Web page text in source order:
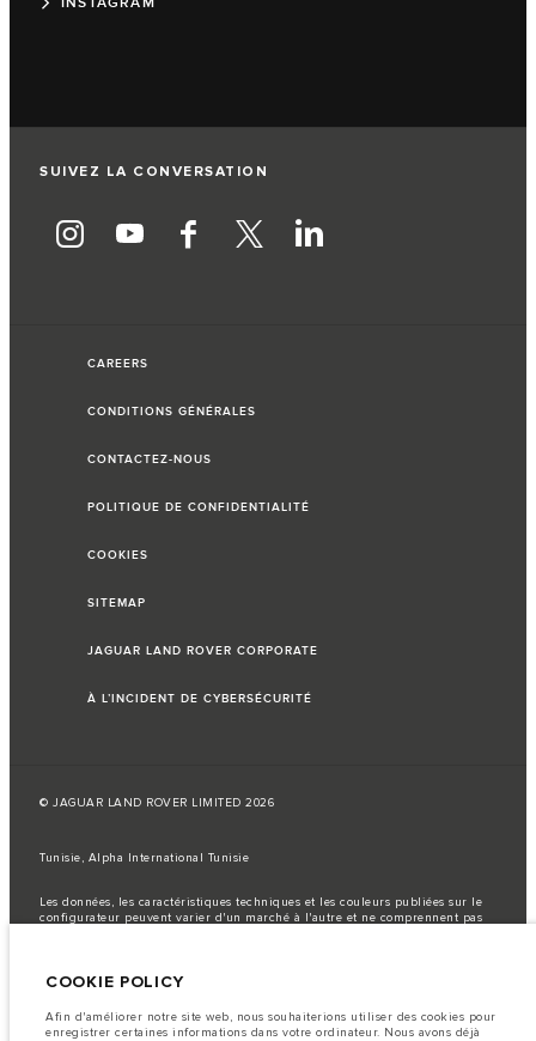
SUIVEZ LA CONVERSATION
CAREERS
CONDITIONS GÉNÉRALES
CONTACTEZ-NOUS
POLITIQUE DE CONFIDENTIALITÉ
COOKIES
SITEMAP
JAGUAR LAND ROVER CORPORATE
À L’INCIDENT DE CYBERSÉCURITÉ
© JAGUAR LAND ROVER LIMITED 2026
Tunisie, Alpha International Tunisie
Les données, les caractéristiques techniques et les couleurs publiées sur le
configurateur peuvent varier d'un marché à l'autre et ne comprennent pas
Remarque importante sur les images et les spécifications.
spécifications de construction des véhicules, la disponibilité des options et
les délais de construction. Cette situation s’avère très fluctuante, et par
COOKIE POLICY
Afin d'améliorer notre site web, nous souhaiterions utiliser des cookies pour
enregistrer certaines informations dans votre ordinateur. Nous avons déjà